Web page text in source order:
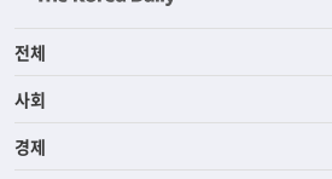
전체
사회